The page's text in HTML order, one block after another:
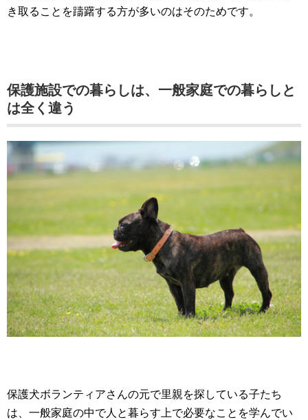
き取ることを躊躇する方が多いのはそのためです。
保護施設での暮らしは、一般家庭での暮らしと
は全く違う
保護犬ボランティアさんの元で里親を探している子たち
は、一般家庭の中で人と暮らす上で必要なことを学んでい